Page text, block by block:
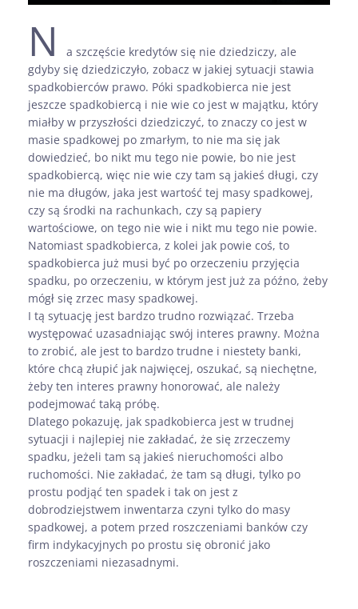
N
a szczęście kredytów się nie dziedziczy, ale
gdyby się dziedziczyło, zobacz w jakiej sytuacji stawia
spadkobierców prawo. Póki spadkobierca nie jest
jeszcze spadkobiercą i nie wie co jest w majątku, który
miałby w przyszłości dziedziczyć, to znaczy co jest w
masie spadkowej po zmarłym, to nie ma się jak
dowiedzieć, bo nikt mu tego nie powie, bo nie jest
spadkobiercą, więc nie wie czy tam są jakieś długi, czy
nie ma długów, jaka jest wartość tej masy spadkowej,
czy są środki na rachunkach, czy są papiery
wartościowe, on tego nie wie i nikt mu tego nie powie.
Natomiast spadkobierca, z kolei jak powie coś, to
spadkobierca już musi być po orzeczeniu przyjęcia
spadku, po orzeczeniu, w którym jest już za późno, żeby
mógł się zrzec masy spadkowej.
I tą sytuację jest bardzo trudno rozwiązać. Trzeba
występować uzasadniając swój interes prawny. Można
to zrobić, ale jest to bardzo trudne i niestety banki,
które chcą złupić jak najwięcej, oszukać, są niechętne,
żeby ten interes prawny honorować, ale należy
podejmować taką próbę.
Dlatego pokazuję, jak spadkobierca jest w trudnej
sytuacji i najlepiej nie zakładać, że się zrzeczemy
spadku, jeżeli tam są jakieś nieruchomości albo
ruchomości. Nie zakładać, że tam są długi, tylko po
prostu podjąć ten spadek i tak on jest z
dobrodziejstwem inwentarza czyni tylko do masy
spadkowej, a potem przed roszczeniami banków czy
firm indykacyjnych po prostu się obronić jako
roszczeniami niezasadnymi.